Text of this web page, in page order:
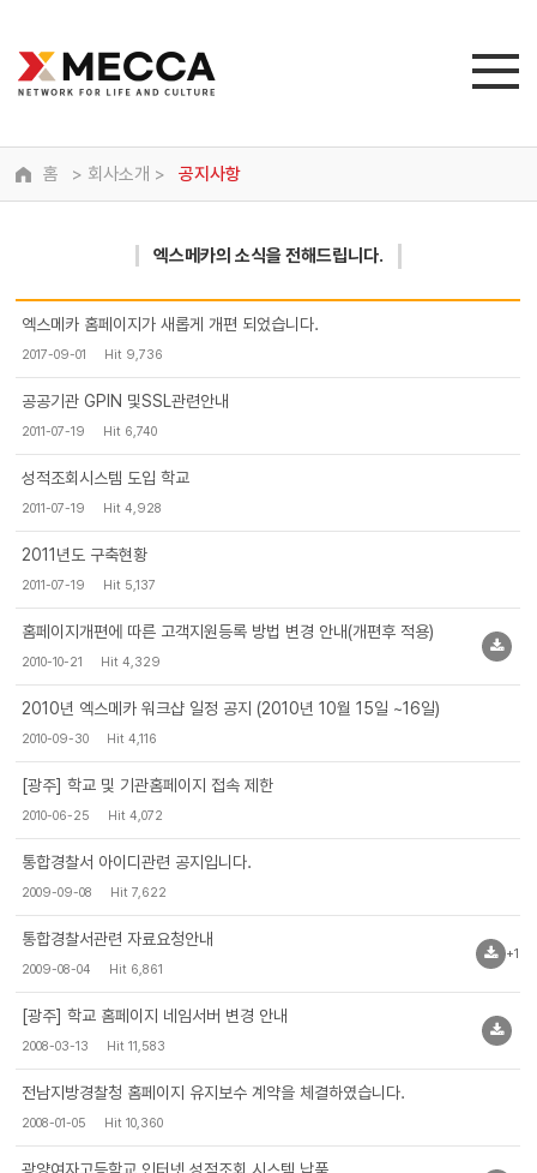
홈 > 회사소개 > 공지사항
엑스메카의 소식을 전해드립니다.
엑스메카 홈페이지가 새롭게 개편 되었습니다.
2017-09-01 Hit 9,736
공공기관 GPIN 및SSL관련안내
2011-07-19 Hit 6,740
성적조회시스템 도입 학교
2011-07-19 Hit 4,928
2011년도 구축현황
2011-07-19 Hit 5,137
홈페이지개편에 따른 고객지원등록 방법 변경 안내(개편후 적용)
2010-10-21 Hit 4,329
2010년 엑스메카 워크샵 일정 공지 (2010년 10월 15일 ~16일)
2010-09-30 Hit 4,116
[광주] 학교 및 기관홈페이지 접속 제한
2010-06-25 Hit 4,072
통합경찰서 아이디관련 공지입니다.
2009-09-08 Hit 7,622
통합경찰서관련 자료요청안내
2009-08-04 Hit 6,861
+1
[광주] 학교 홈페이지 네임서버 변경 안내
2008-03-13 Hit 11,583
전남지방경찰청 홈페이지 유지보수 계약을 체결하였습니다.
2008-01-05 Hit 10,360